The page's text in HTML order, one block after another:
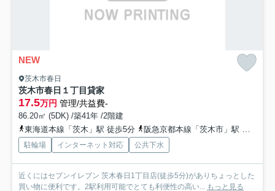
NEW
茨木市春日
茨木市春日１丁目貸家
17.5万円 管理/共益費-
86.20㎡ (5DK) /築41年 /2階建
東海道本線「茨木」駅 徒歩5分
阪急京都本線「茨木市」駅 徒歩15分
駐輪場 インターネット対応 公共下水
近くにはセブンイレブン 茨木春日1丁目店(徒歩5分)がありちょっとした
買い物に便利です。2駅利用可能でとても利便性の高い... もっと見る